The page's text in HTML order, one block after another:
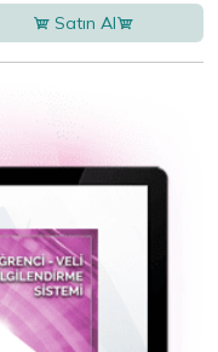
Satın Al